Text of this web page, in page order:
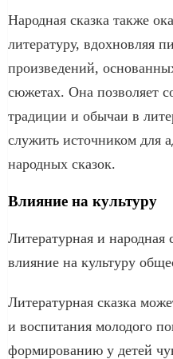
Народная сказка также
литературу, вдохновляя
произведений,
сюжетах. Она позволяет
традиции и обычаи в
служить источником для
народных сказок.
Влияние на культуру
Литературная и народная
влияние на культуру
Литературная сказка
и воспитания молодого
формированию у детей